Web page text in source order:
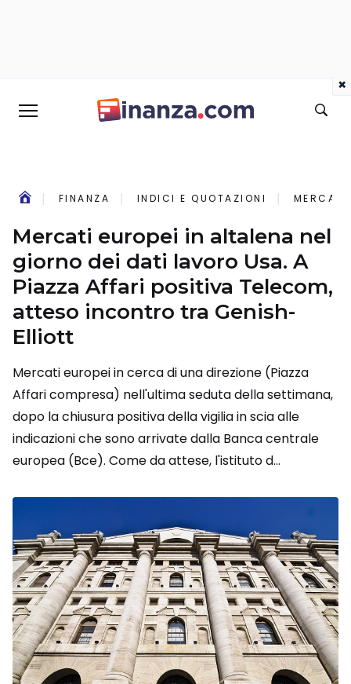
FINANZA INDICI E QUOTAZIONI
Mercati europei in altalena nel
giorno dei dati lavoro Usa. A
Piazza Affari positiva Telecom,
atteso incontro tra Genish-
Elliott
Mercati europei in cerca di una direzione (Piazza
Affari compresa) nell'ultima seduta della settimana,
dopo la chiusura positiva della vigilia in scia alle
indicazioni che sono arrivate dalla Banca centrale
europea (Bce). Come da attese, l'istituto d...
×